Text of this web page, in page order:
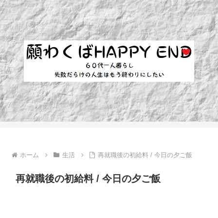
ホーム 生活 再就職後の初給料 / 今日の夕ご飯
再就職後の初給料 / 今日の夕ご飯